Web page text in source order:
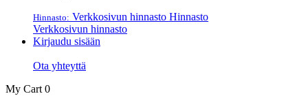
Hinnasto: Verkkosivun hinnasto Hinnasto
Verkkosivun hinnasto
Kirjaudu sisään
Ota yhteyttä
My Cart 0